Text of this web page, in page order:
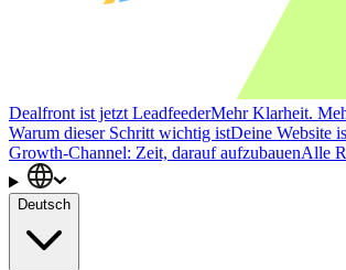
Dealfront ist jetzt LeadfeederMehr Klarheit.
Warum dieser Schritt wichtig istDeine Website
Growth-Channel: Zeit, darauf aufzubauenAlle
Deutsch